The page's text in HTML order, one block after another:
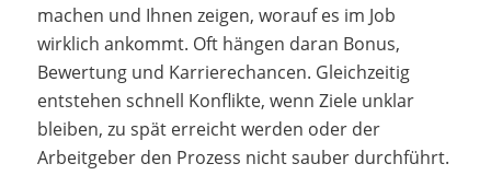
machen und Ihnen zeigen, worauf es im Job
wirklich ankommt. Oft hängen daran Bonus,
Bewertung und Karrierechancen. Gleichzeitig
entstehen schnell Konflikte, wenn Ziele unklar
bleiben, zu spät erreicht werden oder der
Arbeitgeber den Prozess nicht sauber durchführt.